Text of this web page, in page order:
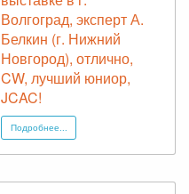
Волгоград, эксперт А.
Белкин (г. Нижний
Новгород), отлично,
CW, лучший юниор,
JCAC!
Подробнее...